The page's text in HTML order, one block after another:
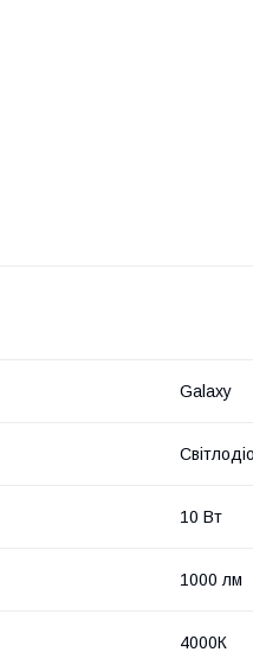
Galaxy
10 Вт
1000 лм
4000К